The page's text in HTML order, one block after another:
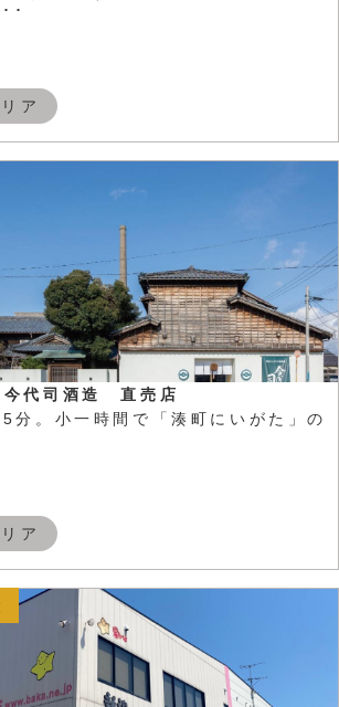
･
ア
今代司酒造 直売店
分。小一時間で「湊町にいがた」の
ア